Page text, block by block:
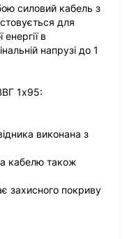
силовий кабель з
для
в
напрузі до 1
1х95:
виконана з
кабелю також
захисного покриву